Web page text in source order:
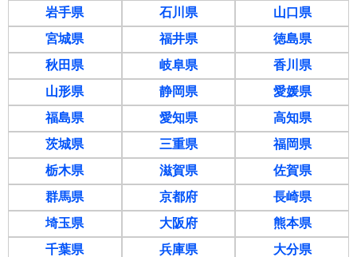
岩手県
宮城県
秋田県
山形県
福島県
茨城県
栃木県
群馬県
埼玉県
千葉県
石川県
福井県
岐阜県
静岡県
愛知県
三重県
滋賀県
京都府
大阪府
兵庫県
山口県
徳島県
香川県
愛媛県
高知県
福岡県
佐賀県
長崎県
熊本県
大分県